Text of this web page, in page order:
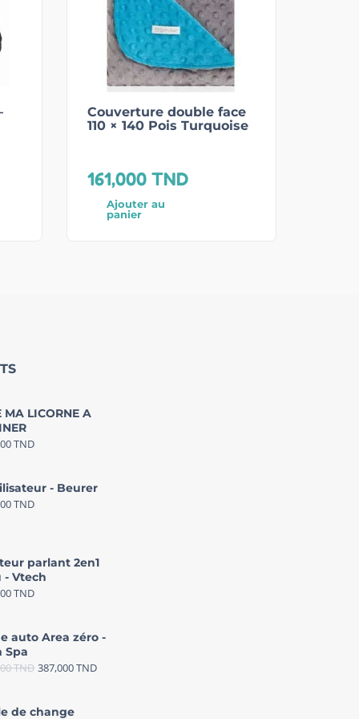
Couverture double face
110 × 140 Pois Turquoise
161,000 TND
Ajouter au
panier
MA LICORNE A
TND
- Beurer
TND
parlant 2en1
- Vtech
TND
auto Area zéro -
Spa
TND 387,000TND
de change